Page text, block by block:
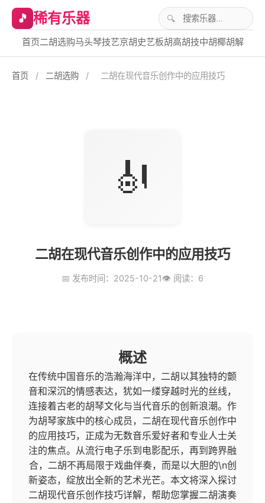
🎵 稀有乐器
首页二胡选购马头琴技艺京胡史艺板胡高胡技中胡椰胡解
首页 / 二胡选购 / 二胡在现代音乐创作中的应用技巧
🎻
二胡在现代音乐创作中的应用技巧
📅 发布时间：2025-10-21👁️ 阅读：6
概述
在传统中国音乐的浩瀚海洋中，二胡以其独特的颤
音和深沉的情感表达，犹如一缕穿越时光的丝线，
连接着古老的胡琴文化与当代音乐的创新浪潮。作
为胡琴家族中的核心成员，二胡在现代音乐创作中
的应用技巧，正成为无数音乐爱好者和专业人士关
注的焦点。从流行电子乐到电影配乐，再到跨界融
合，二胡不再局限于戏曲伴奏，而是以大胆的\n创
新姿态，绽放出全新的艺术光芒。本文将深入探讨
二胡现代音乐创作技巧详解，帮助您掌握二胡演奏